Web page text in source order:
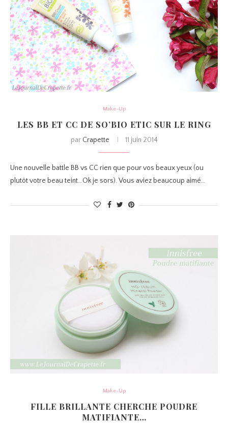
Make-Up
LES BB ET CC DE SO’BIO ETIC SUR LE RING
par Crapette 11 juin 2014
Une nouvelle battle BB vs CC rien que pour vos beaux yeux (ou
plutôt votre beau teint…Ok je sors). Vous aviez beaucoup aimé…
Make-Up
FILLE BRILLANTE CHERCHE POUDRE
MATIFIANTE…